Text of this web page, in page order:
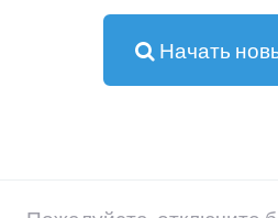
Начать